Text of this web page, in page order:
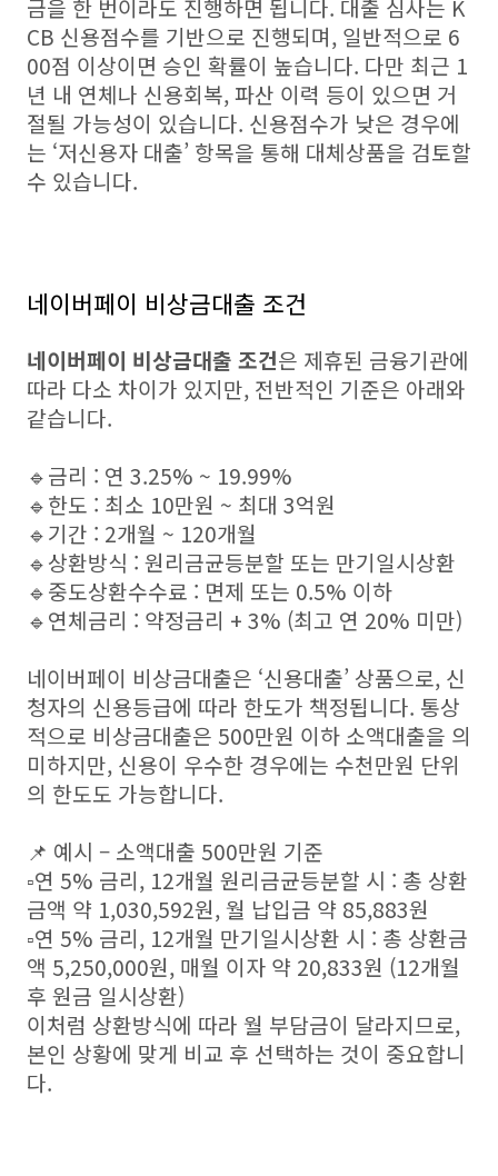
금을 한 번이라도 진행하면 됩니다. 대출 심사는 K
CB 신용점수를 기반으로 진행되며, 일반적으로 6
00점 이상이면 승인 확률이 높습니다. 다만 최근 1
년 내 연체나 신용회복, 파산 이력 등이 있으면 거
절될 가능성이 있습니다. 신용점수가 낮은 경우에
는 ‘저신용자 대출’ 항목을 통해 대체상품을 검토할
수 있습니다.
네이버페이 비상금대출 조건
네이버페이 비상금대출 조건은 제휴된 금융기관에
따라 다소 차이가 있지만, 전반적인 기준은 아래와
같습니다.
🔹금리 : 연 3.25% ~ 19.99%
🔹한도 : 최소 10만원 ~ 최대 3억원
🔹기간 : 2개월 ~ 120개월
🔹상환방식 : 원리금균등분할 또는 만기일시상환
🔹중도상환수수료 : 면제 또는 0.5% 이하
🔹연체금리 : 약정금리 + 3% (최고 연 20% 미만)
네이버페이 비상금대출은 ‘신용대출’ 상품으로, 신
청자의 신용등급에 따라 한도가 책정됩니다. 통상
적으로 비상금대출은 500만원 이하 소액대출을 의
미하지만, 신용이 우수한 경우에는 수천만원 단위
의 한도도 가능합니다.
📌 예시 – 소액대출 500만원 기준
▫️연 5% 금리, 12개월 원리금균등분할 시 : 총 상환
금액 약 1,030,592원, 월 납입금 약 85,883원
▫️연 5% 금리, 12개월 만기일시상환 시 : 총 상환금
액 5,250,000원, 매월 이자 약 20,833원 (12개월
후 원금 일시상환)
이처럼 상환방식에 따라 월 부담금이 달라지므로,
본인 상황에 맞게 비교 후 선택하는 것이 중요합니
다.